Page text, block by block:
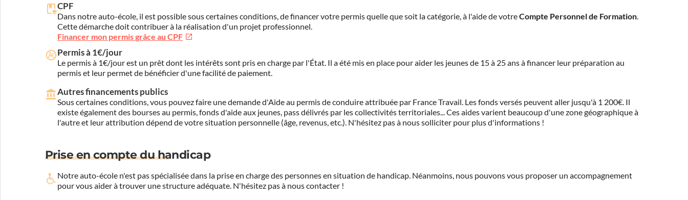
CPF
Dans notre auto-école, il est possible sous certaines conditions, de financer votre permis quelle que soit la catégorie, à l'aide de votreCompte Personnel de Formation.
Cette démarche doit contribuer à la réalisation d'un projet professionnel.
Financer mon permis grâce au CPF
Permis à 1€/jour
Le permis à 1€/jour est un prêt dont les intérêts sont pris en charge par l'État. Il a été mis en place pour aider les jeunes de 15 à 25 ans à financer leur préparation au
permis et leur permet de bénéficier d'une facilité de paiement.
Autres financements publics
Sous certaines conditions, vous pouvez faire une demande d'Aide au permis de conduire attribuée par France Travail. Les fonds versés peuvent aller jusqu'à 1 200€. Il
existe également des bourses au permis, fonds d'aide aux jeunes, pass délivrés par les collectivités territoriales... Ces aides varient beaucoup d'une zone géographique à
l'autre et leur attribution dépend de votre situation personnelle (âge, revenus, etc.). N'hésitez pas à nous solliciter pour plus d'informations !
Prise en compte du handicap
Notre auto-école n'est pas spécialisée dans la prise en charge des personnes en situation de handicap. Néanmoins, nous pouvons vous proposer un accompagnement
pour vous aider à trouver une structure adéquate. N'hésitez pas à nous contacter !